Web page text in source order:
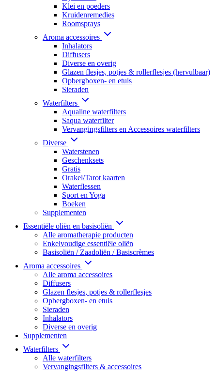
Klei en poeders
Kruidenremedies
Roomsprays
Aroma accessoires
Inhalators
Diffusers
Diverse en overig
Glazen flesjes, potjes & rollerflesjes (hervulbaar)
Opbergboxen- en etuis
Sieraden
Waterfilters
Aqualine waterfilters
Saqua waterfilter
Vervangingsfilters en Accessoires waterfilters
Diverse
Waterstenen
Geschenksets
Gratis
Orakel/Tarot kaarten
Waterflessen
Sport en Yoga
Boeken
Supplementen
Essentiële oliën en basisoliën
Alle aromatherapie producten
Enkelvoudige essentiële oliën
Basisoliën / Zaadoliën / Basiscrèmes
Aroma accessoires
Alle aroma accessoires
Diffusers
Glazen flesjes, potjes & rollerflesjes
Opbergboxen- en etuis
Sieraden
Inhalators
Diverse en overig
Supplementen
Waterfilters
Alle waterfilters
Vervangingsfilters & accessoires